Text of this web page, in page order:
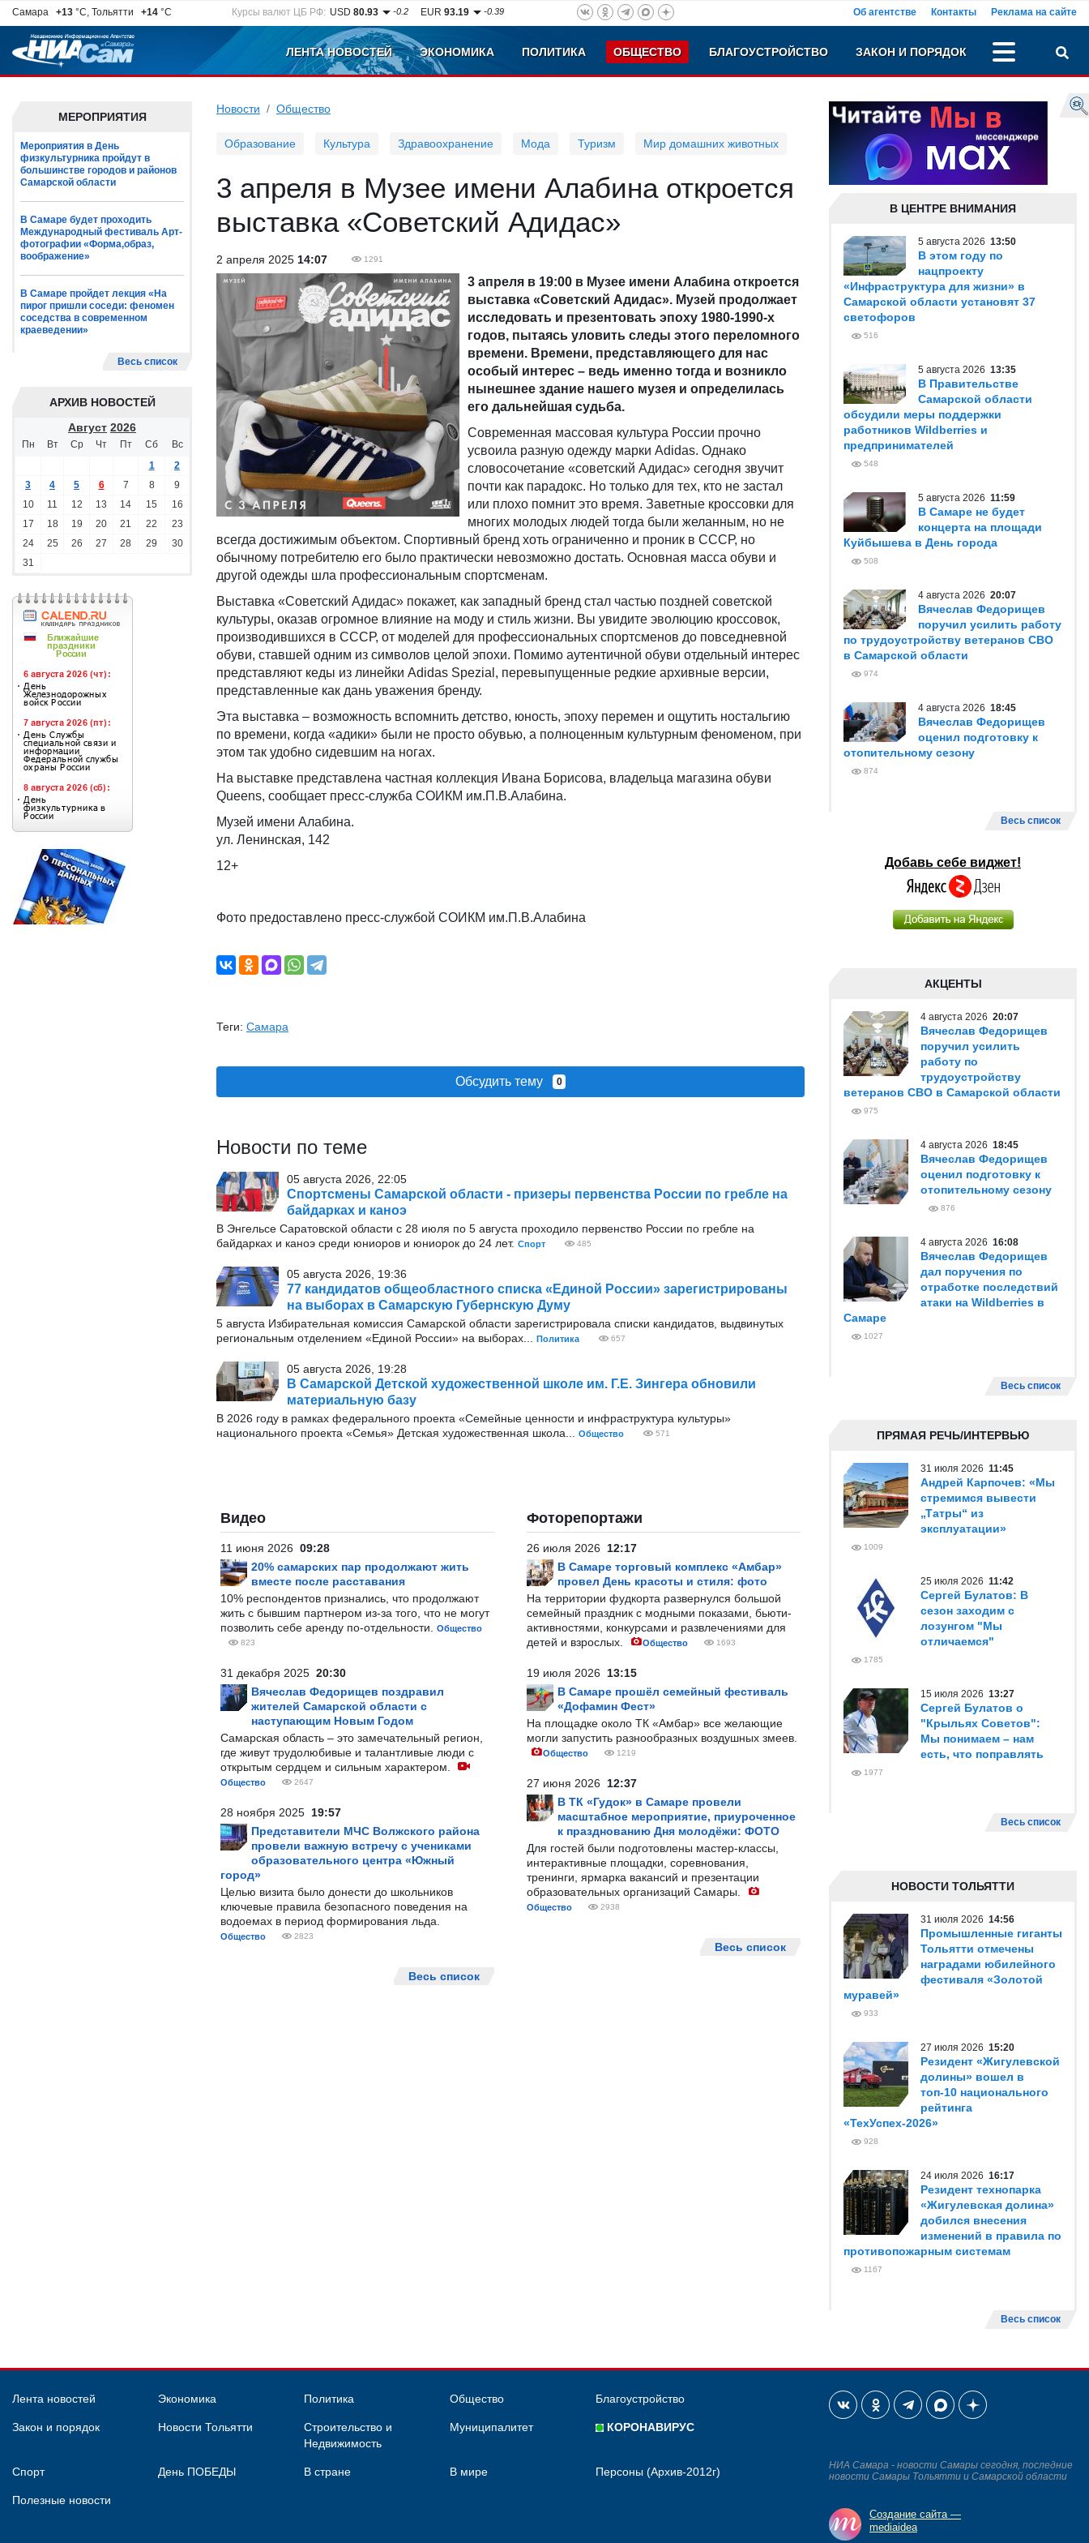
Самара +13 °C, Тольятти +14 °C Курсы валют ЦБ РФ: USD80.93 -0.2 EUR93.19 -0.39 Об агентстве Контакты Реклама на сайте
ЛЕНТА НОВОСТЕЙ ЭКОНОМИКА ПОЛИТИКА ОБЩЕСТВО БЛАГОУСТРОЙСТВО ЗАКОН И ПОРЯДОК
МЕРОПРИЯТИЯ
Мероприятия в День
физкультурника пройдут в
большинстве городов и районов
Самарской области
В Самаре будет проходить
Международный фестиваль Арт-
фотографии «Форма,образ,
воображение»
В Самаре пройдет лекция «На
пирог пришли соседи: феномен
соседства в современном
краеведении»
Весь список
АРХИВ НОВОСТЕЙ
Август 2026
Пн Вт Ср Чт Пт Сб
Вс
1
2
3
4 5 6 7 8
9
10
11 12 13 14 15
16
17
18 19 20 21 22
23
24
25 26 27 28 29
30
31
Новости Общество
Образование Культура Здравоохранение Мода Туризм Мир домашних животных
3 апреля в Музее имени Алабина откроется
выставка «Советский Адидас»
2 апреля 2025 14:07 1291
3 апреля в 19:00 в Музее имени Алабина откроется
выставка «Советский Адидас». Музей продолжает
исследовать и презентовать эпоху 1980-1990-х
годов, пытаясь уловить следы этого переломного
времени. Времени, представляющего для нас
особый интерес – ведь именно тогда и возникло
нынешнее здание нашего музея и определилась
его дальнейшая судьба.
Современная массовая культура России прочно
усвоила разную одежду марки Adidas. Однако
словосочетание «советский Адидас» сегодня звучит
почти как парадокс. Но только для тех, кто не застал
или плохо помнит это время. Заветные кроссовки для
многих молодых людей тогда были желанным, но не
всегда достижимым объектом. Спортивный бренд хоть ограниченно и проник в СССР, но
обычному потребителю его было практически невозможно достать. Основная масса обуви и
другой одежды шла профессиональным спортсменам.
Выставка «Советский Адидас» покажет, как западный бренд стал частью поздней советской
культуры, оказав огромное влияние на моду и стиль жизни. Вы увидите эволюцию кроссовок,
производившихся в СССР, от моделей для профессиональных спортсменов до повседневной
обуви, ставшей одним из символов целой эпохи. Помимо аутентичной обуви отдельный интерес
представляют кеды из линейки Adidas Spezial, перевыпущенные редкие архивные версии,
представленные как дань уважения бренду.
Эта выставка – возможность вспомнить детство, юность, эпоху перемен и ощутить ностальгию
по времени, когда «адики» были не просто обувью, а полноценным культурным феноменом, при
этом так удобно сидевшим на ногах.
На выставке представлена частная коллекция Ивана Борисова, владельца магазина обуви
Queens, сообщает пресс-служба СОИКМ им.П.В.Алабина.
Музей имени Алабина.
ул. Ленинская, 142
12+
Фото предоставлено пресс-службой СОИКМ им.П.В.Алабина
Теги: Самара
Обсудить тему 0
Новости по теме
05 августа 2026, 22:05
Спортсмены Самарской области - призеры первенства России по гребле на
байдарках и каноэ
В Энгельсе Саратовской области с 28 июля по 5 августа проходило первенство России по гребле на
байдарках и каноэ среди юниоров и юниорок до 24 лет. Спорт 485
05 августа 2026, 19:36
77 кандидатов общеобластного списка «Единой России» зарегистрированы
на выборах в Самарскую Губернскую Думу
5 августа Избирательная комиссия Самарской области зарегистрировала списки кандидатов, выдвинутых
региональным отделением «Единой России» на выборах...
Политика 657
05 августа 2026, 19:28
В Самарской Детской художественной школе им. Г.Е. Зингера обновили
материальную базу
В 2026 году в рамках федерального проекта «Семейные ценности и инфраструктура культуры»
национального проекта «Семья» Детская художественная школа...
Общество 571
Видео
11 июня 2026 09:28
20% самарских пар продолжают жить
вместе после расставания
10% респондентов признались, что продолжают
жить с бывшим партнером из-за того, что не могут
позволить себе аренду по-отдельности.
Общество
823
31 декабря 2025 20:30
Вячеслав Федорищев поздравил
жителей Самарской области с
наступающим Новым Годом
Самарская область – это замечательный регион,
где живут трудолюбивые и талантливые люди с
открытым сердцем и сильным характером.
Общество 2647
28 ноября 2025 19:57
Представители МЧС Волжского района
провели важную встречу с учениками
образовательного центра «Южный
город»
Целью визита было донести до школьников
ключевые правила безопасного поведения на
водоемах в период формирования льда.
Общество 2823
Весь список
Фоторепортажи
26 июля 2026 12:17
В Самаре торговый комплекс «Амбар»
провел День красоты и стиля: фото
На территории фудкорта развернулся большой
семейный праздник с модными показами, бьюти-
активностями, конкурсами и развлечениями для
детей и взрослых.
Общество 1693
19 июля 2026 13:15
В Самаре прошёл семейный фестиваль
«Дофамин Фест»
На площадке около ТК «Амбар» все желающие
могли запустить разнообразных воздушных змеев.
Общество 1219
27 июня 2026 12:37
В ТК «Гудок» в Самаре провели
масштабное мероприятие, приуроченное
к празднованию Дня молодёжи: ФОТО
Для гостей были подготовлены мастер-классы,
интерактивные площадки, соревнования,
тренинги, ярмарка вакансий и презентации
образовательных организаций Самары.
Общество 2938
Весь список
В ЦЕНТРЕ ВНИМАНИЯ
5 августа 2026 13:50
В этом году по
нацпроекту
«Инфраструктура для жизни» в
Самарской области установят 37
светофоров
516
5 августа 2026 13:35
В Правительстве
Самарской области
обсудили меры поддержки
работников Wildberries и
предпринимателей
548
5 августа 2026 11:59
В Самаре не будет
концерта на площади
Куйбышева в День города
508
4 августа 2026 20:07
Вячеслав Федорищев
поручил усилить работу
по трудоустройству ветеранов СВО
в Самарской области
974
4 августа 2026 18:45
Вячеслав Федорищев
оценил подготовку к
отопительному сезону
874
Весь список
Добавь себе виджет!
АКЦЕНТЫ
4 августа 2026 20:07
Вячеслав Федорищев
поручил усилить
работу по
трудоустройству
ветеранов СВО в Самарской области
975
4 августа 2026 18:45
Вячеслав Федорищев
оценил подготовку к
отопительному сезону
876
4 августа 2026 16:08
Вячеслав Федорищев
дал поручения по
отработке последствий
атаки на Wildberries в
Самаре
1027
Весь список
ПРЯМАЯ РЕЧЬ/ИНТЕРВЬЮ
31 июля 2026 11:45
Андрей Карпочев: «Мы
стремимся вывести
„Татры“ из
эксплуатации»
1009
25 июля 2026 11:42
Сергей Булатов: В
сезон заходим с
лозунгом "Мы
отличаемся"
1785
15 июля 2026 13:27
Сергей Булатов о
"Крыльях Советов":
Мы понимаем – нам
есть, что поправлять
1977
Весь список
НОВОСТИ ТОЛЬЯТТИ
31 июля 2026 14:56
Промышленные гиганты
Тольятти отмечены
наградами юбилейного
фестиваля «Золотой
муравей»
933
27 июля 2026 15:20
Резидент «Жигулевской
долины» вошел в
топ-10 национального
рейтинга
«ТехУспех-2026»
928
24 июля 2026 16:17
Резидент технопарка
«Жигулевская долина»
добился внесения
изменений в правила по
противопожарным системам
1167
Весь список
Лента новостей Экономика Политика Общество Благоустройство
Закон и порядок Новости Тольятти
Строительство и
Недвижимость
Муниципалитет КОРОНАВИРУС
Спорт День ПОБЕДЫ В стране В мире Персоны (Архив-2012г)
Полезные новости
НИА Самара - новости Самары сегодня, последние
новости Самары Тольятти и Самарской области
Создание сайта —
mediaidea